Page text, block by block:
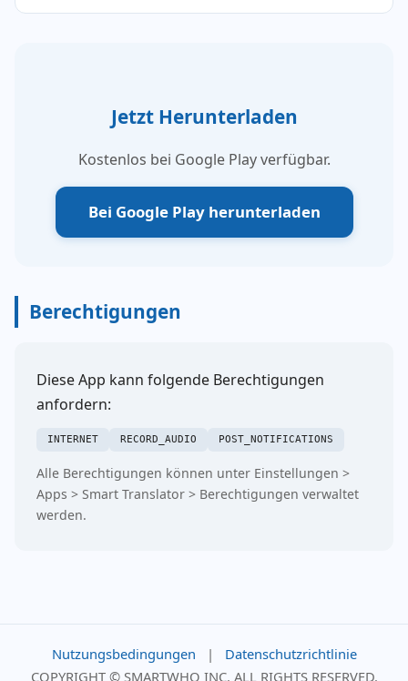
Jetzt Herunterladen
Kostenlos bei Google Play verfügbar.
Bei Google Play herunterladen
Berechtigungen
Diese App kann folgende Berechtigungen
anfordern:
INTERNET RECORD_AUDIO POST_NOTIFICATIONS
Alle Berechtigungen können unter Einstellungen >
Apps > Smart Translator > Berechtigungen verwaltet
werden.
Nutzungsbedingungen |
Datenschutzrichtlinie
COPYRIGHT © SMARTWHO INC. ALL RIGHTS RESERVED.